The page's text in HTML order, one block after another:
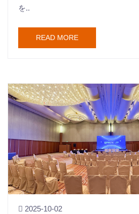
を..
READ MORE
2025-10-02